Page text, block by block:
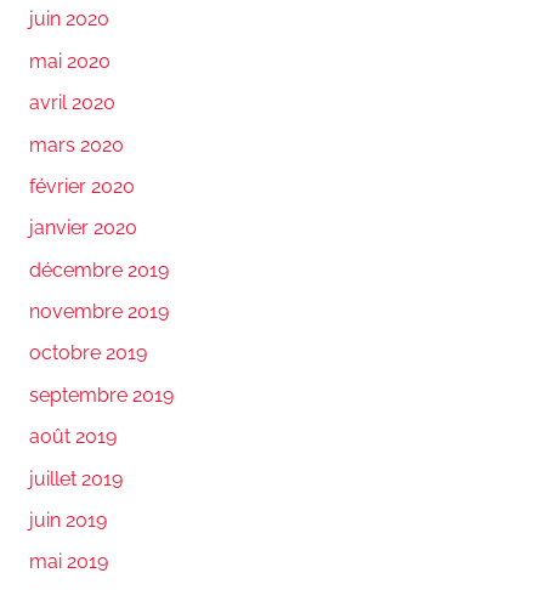
juin 2020
mai 2020
avril 2020
mars 2020
février 2020
janvier 2020
décembre 2019
novembre 2019
octobre 2019
septembre 2019
août 2019
juillet 2019
juin 2019
mai 2019